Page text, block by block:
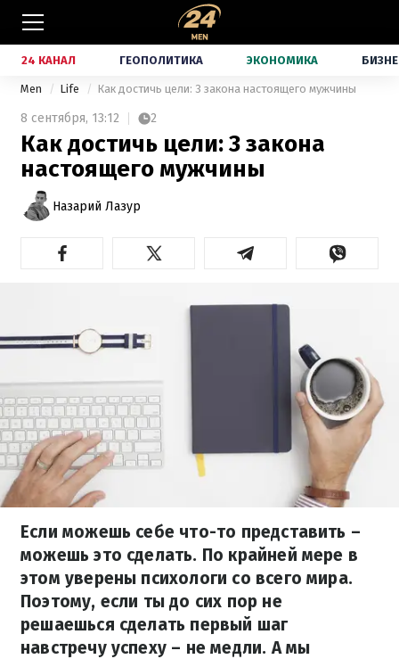
24 КАНАЛ ГЕОПОЛИТИКА ЭКОНОМИКА
Men Life Как достичь цели: 3 закона настоящего мужчины
8 сентября, 13:12 2
Как достичь цели: 3 закона
настоящего мужчины
Назарий Лазур
Если можешь себе что-то представить –
можешь это сделать. По крайней мере в
этом уверены психологи со всего мира.
Поэтому, если ты до сих пор не
решаешься сделать первый шаг
навстречу успеху – не медли. А мы